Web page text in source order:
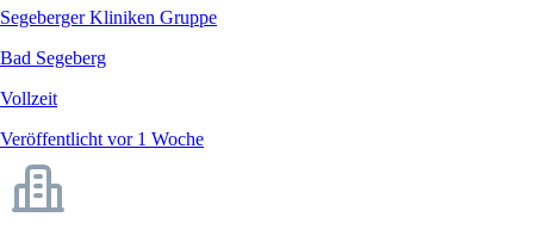
Segeberger Kliniken Gruppe
Bad Segeberg
Vollzeit
Veröffentlicht vor 1 Woche